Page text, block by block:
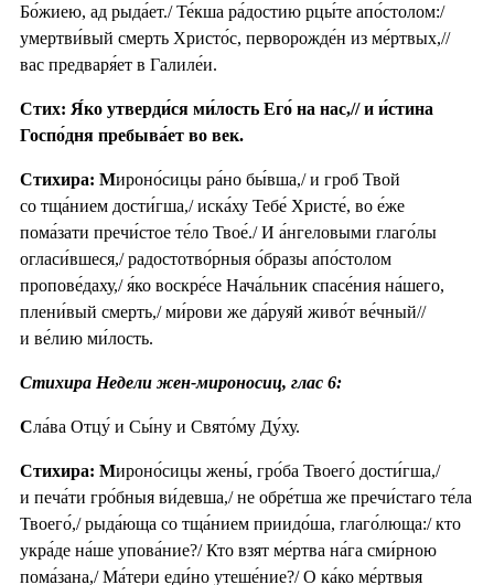
Бо́жиею, ад рыда́ет./ Те́кша ра́достию рцы́те апо́столом:/
умертви́вый смерть Христо́с, перворожде́н из ме́ртвых,//
вас предваря́ет в Галиле́и.
Стих: Я́ко утверди́ся ми́лость Его́ на нас,// и и́стина
Госпо́дня пребыва́ет во век.
Стихира: Мироно́сицы ра́но бы́вша,/ и гроб Твой
со тща́нием дости́гша,/ иска́ху Тебе́ Христе́, во е́же
пома́зати пречи́стое те́ло Твое́./ И а́нгеловыми глаго́лы
огласи́вшеся,/ радостотво́рныя о́бразы апо́столом
пропове́даху,/ я́ко воскре́се Нача́льник спасе́ния на́шего,
плени́вый смерть,/ ми́рови же да́руяй живо́т ве́чный//
и ве́лию ми́лость.
Стихира Недели жен-мироносиц, глас 6:
Сла́ва Отцу́ и Сы́ну и Свято́му Ду́ху.
Стихира: Мироно́сицы жены́, гро́ба Твоего́ дости́гша,/
и печа́ти гро́бныя ви́девша,/ не обре́тша же пречи́стаго те́ла
Твоего́,/ рыда́юща со тща́нием приидо́ша, глаго́люща:/ кто
укра́де на́ше упова́ние?/ Кто взят ме́ртва на́га сми́рною
пома́зана,/ Ма́тери еди́но утеше́ние?/ О ка́ко ме́ртвыя